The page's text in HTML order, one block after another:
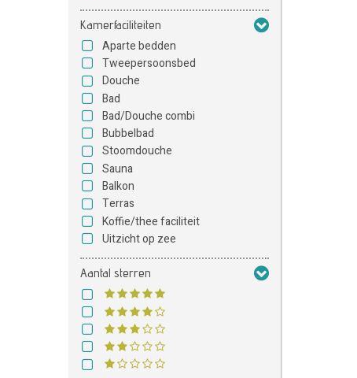
Kamerfaciliteiten
Aparte bedden
Tweepersoonsbed
Douche
Bad
Bad/Douche combi
Bubbelbad
Stoomdouche
Sauna
Balkon
Terras
Koffie/thee faciliteit
Uitzicht op zee
Aantal sterren